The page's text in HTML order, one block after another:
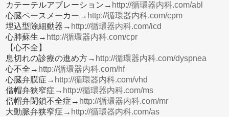
カテーテルアブレーション→ http://循環器内科.com/abl
心臓ペースメーカー→ http://循環器内科.com/cpm
埋込型除細動器→ http://循環器内科.com/icd
心肺蘇生→ http://循環器内科.com/cpr
【心不全】
息切れの診療の進め方→ http://循環器内科.com/dyspnea
心不全→ http://循環器内科.com/hf
心臓弁膜症→ http://循環器内科.com/vhd
僧帽弁狭窄症→ http://循環器内科.com/ms
僧帽弁閉鎖不全症→ http://循環器内科.com/mr
大動脈弁狭窄症→ http://循環器内科.com/as